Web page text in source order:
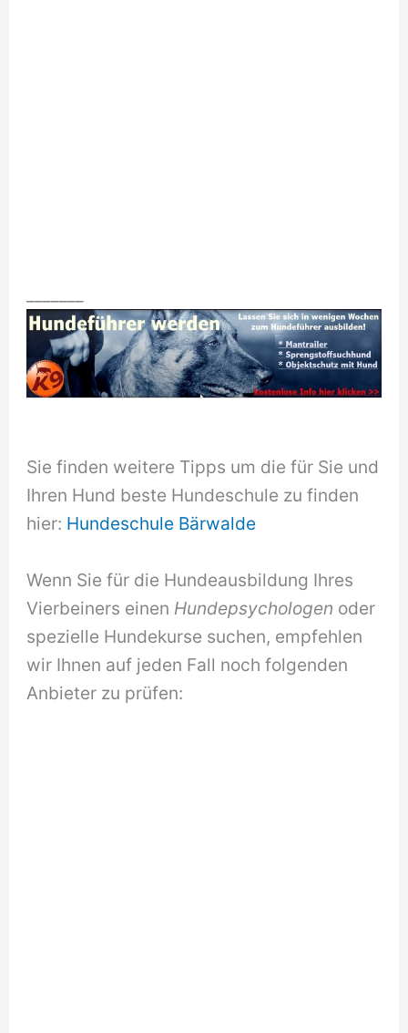
Sie finden weitere Tipps um die für Sie und
Ihren Hund beste Hundeschule zu finden
hier: Hundeschule Bärwalde
Wenn Sie für die Hundeausbildung Ihres
Vierbeiners einen Hundepsychologen oder
spezielle Hundekurse suchen, empfehlen
wir Ihnen auf jeden Fall noch folgenden
Anbieter zu prüfen: